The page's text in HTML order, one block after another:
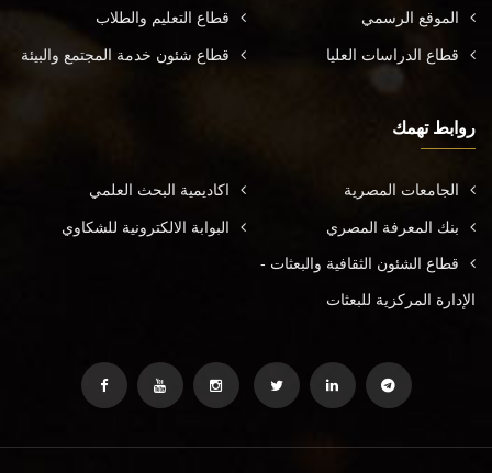
الموقع الرسمي قطاع التعليم والطلاب
قطاع الدراسات العليا قطاع شئون خدمة المجتمع والبيئة
روابط تهمك
الجامعات المصرية اكاديمية البحث العلمي
بنك المعرفة المصري البوابة الالكترونية للشكاوي
قطاع الشئون الثقافية والبعثات -
الإدارة المركزية للبعثات